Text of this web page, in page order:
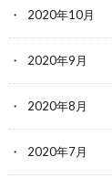
2020年10月
2020年9月
2020年8月
2020年7月